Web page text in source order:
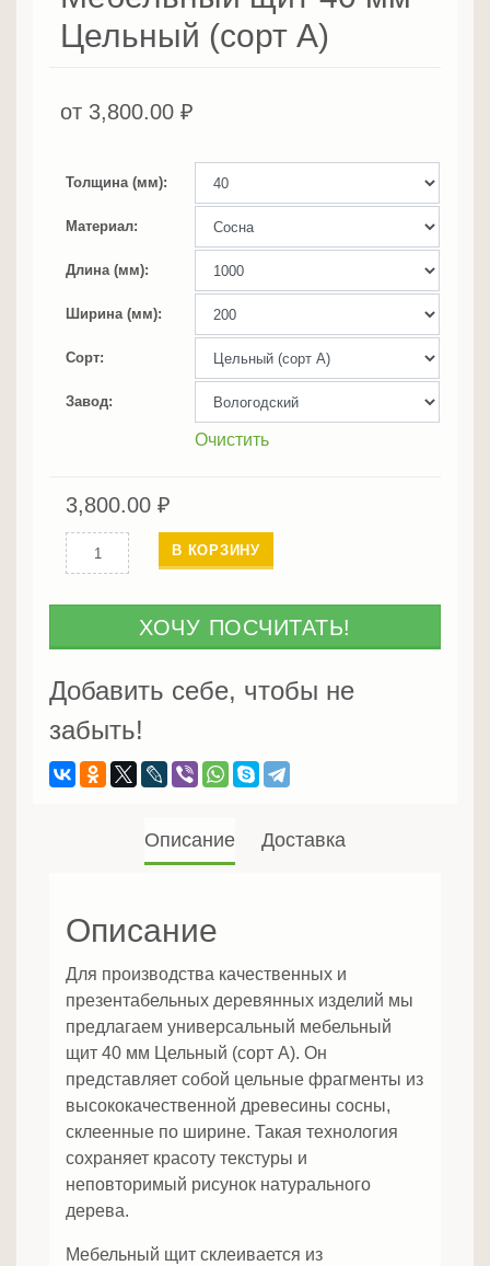
Цельный (сорт А)
от 3,800.00 ₽
Толщина (мм)
Материал
Длина (мм)
Ширина (мм)
Сорт
Завод
Очистить
3,800.00 ₽
Количество
Мебельный
мм
Цельный
(сорт
А)
В КОРЗИНУ
ХОЧУ ПОСЧИТАТЬ!
Добавить себе, чтобы не
забыть!
Описание Доставка
Описание
Для производства качественных и
презентабельных деревянных изделий мы
предлагаем универсальный мебельный
щит 40 мм Цельный (сорт А). Он
представляет собой цельные фрагменты из
высококачественной древесины сосны,
склеенные по ширине. Такая технология
сохраняет красоту текстуры и
неповторимый рисунок натурального
дерева.
Mебельный щит склеивается из